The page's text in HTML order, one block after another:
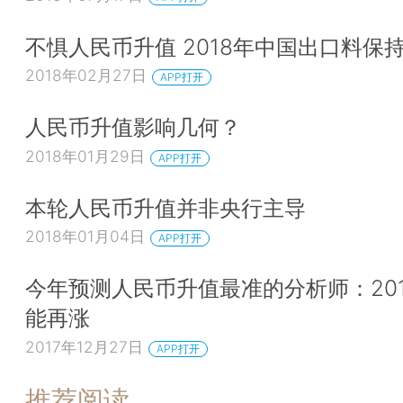
不惧人民币升值 2018年中国出口料保
2018年02月27日 APP打开
人民币升值影响几何？
2018年01月29日 APP打开
本轮人民币升值并非央行主导
2018年01月04日 APP打开
今年预测人民币升值最准的分析师：
能再涨
2017年12月27日 APP打开